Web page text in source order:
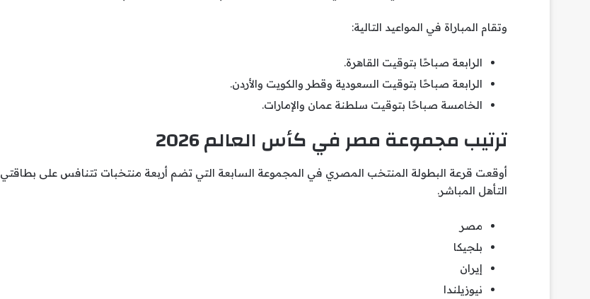
وتقام المباراة في المواعيد التالية:
الرابعة صباحًا بتوقيت القاهرة.
الرابعة صباحًا بتوقيت السعودية وقطر والكويت والأردن.
الخامسة صباحًا بتوقيت سلطنة عمان والإمارات.
ترتيب مجموعة مصر في كأس العالم 2026
أوقعت قرعة البطولة المنتخب المصري في المجموعة السابعة التي تضم أربعة منتخبات تتنافس على بطاقتي
التأهل المباشر.
مصر
بلجيكا
إيران
نيوزيلندا